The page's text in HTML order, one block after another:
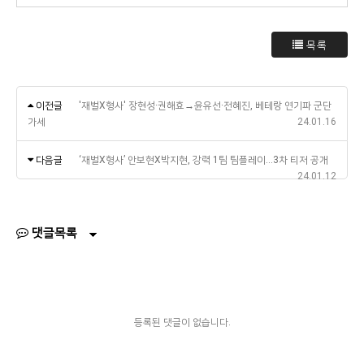
목록
이전글
'재벌X형사' 장현성·권해효→윤유선·전혜진, 베테랑 연기파 군단
가세
24.01.16
다음글
‘재벌X형사’ 안보현X박지현, 강력 1팀 팀플레이…3차 티저 공개
24.01.12
댓글목록
등록된 댓글이 없습니다.